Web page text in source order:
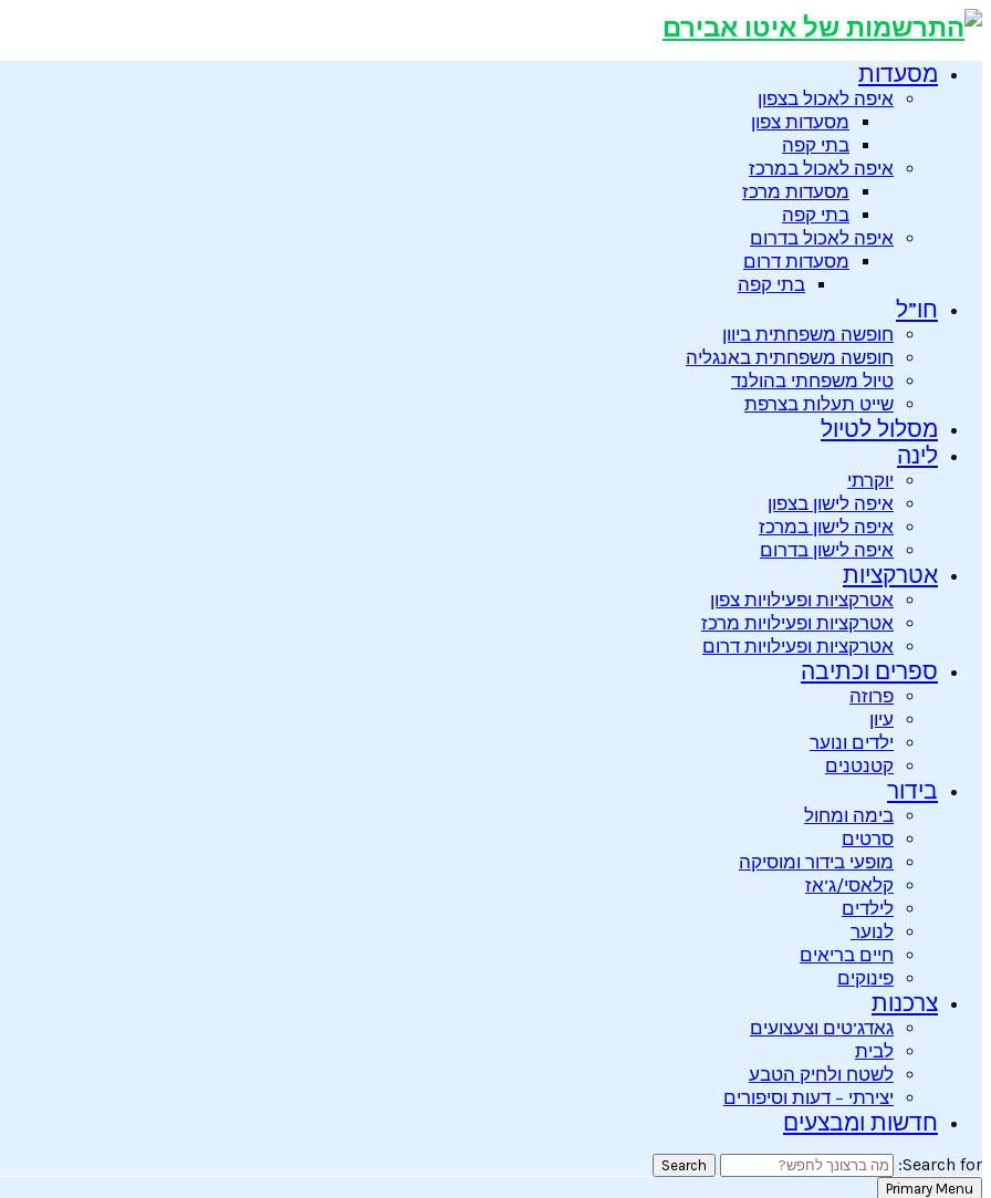
מסעדות
איפה לאכול בצפון
מסעדות צפון
בתי קפה
איפה לאכול במרכז
מסעדות מרכז
בתי קפה
איפה לאכול בדרום
מסעדות דרום
בתי קפה
חו”ל
חופשה משפחתית ביוון
חופשה משפחתית באנגליה
טיול משפחתי בהולנד
שייט תעלות בצרפת
מסלול לטיול
לינה
יוקרתי
איפה לישון בצפון
איפה לישון במרכז
איפה לישון בדרום
אטרקציות
אטרקציות ופעילויות צפון
אטרקציות ופעילויות מרכז
אטרקציות ופעילויות דרום
ספרים וכתיבה
פרוזה
עיון
ילדים ונוער
קטנטנים
בידור
בימה ומחול
סרטים
מופעי בידור ומוסיקה
קלאסי/ג’אז
לילדים
לנוער
חיים בריאים
פינוקים
צרכנות
גאדג’טים וצעצועים
לבית
לשטח ולחיק הטבע
יצירתי – דעות וסיפורים
חדשות ומבצעים
Search for:
Search
Primary Menu